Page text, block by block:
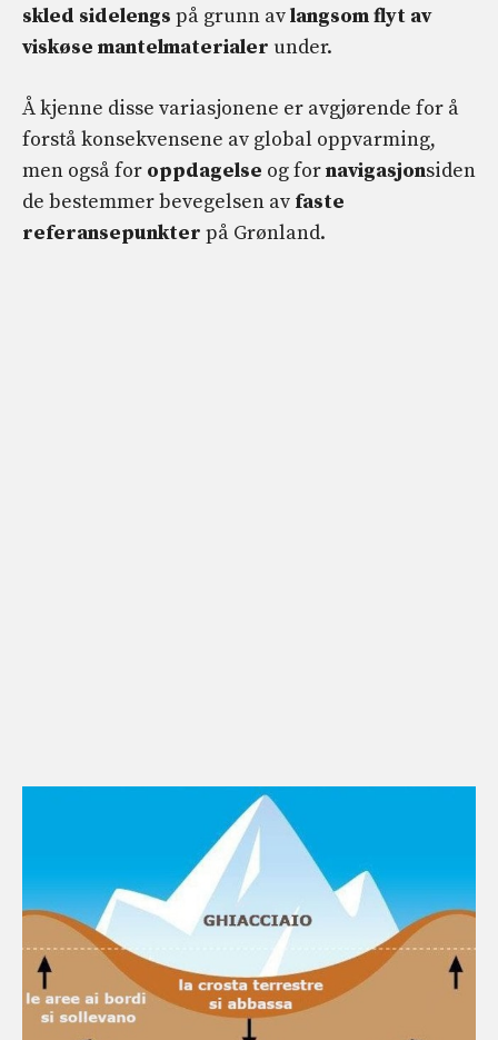
skled sidelengs på grunn avlangsom flyt av
viskøse mantelmaterialer under.
Å kjenne disse variasjonene er avgjørende for å
forstå konsekvensene av global oppvarming,
men også for oppdagelse og fornavigasjonsiden
de bestemmer bevegelsen av faste
referansepunkter på Grønland.